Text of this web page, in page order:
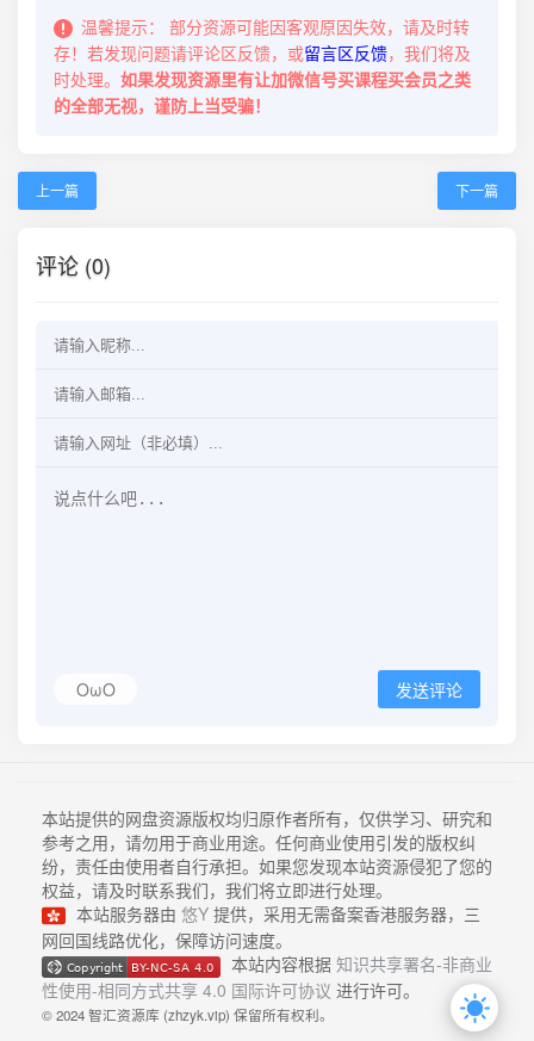
温馨提示：
部分资源可能因客观原因失效，请及时转
存！若发现问题请评论区反馈，或留言区反馈，我们将及
时处理。 如果发现资源里有让加微信号买课程买会员之类
的全部无视，谨防上当受骗！
上一篇 下一篇
评论 (0)
OωO 发送评论
本站提供的网盘资源版权均归原作者所有，仅供学习、研究和
参考之用，请勿用于商业用途。任何商业使用引发的版权纠
纷，责任由使用者自行承担。如果您发现本站资源侵犯了您的
权益，请及时联系我们，我们将立即进行处理。
本站服务器由 悠Y 提供，采用无需备案香港服务器，三
网回国线路优化，保障访问速度。
本站内容根据 知识共享署名-非商业
性使用-相同方式共享 4.0 国际许可协议 进行许可。
© 2024 智汇资源库 (zhzyk.vip) 保留所有权利。